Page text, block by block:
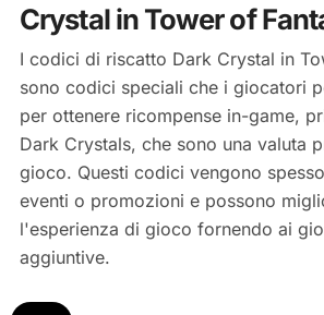
Crystal in Tower of
I codici di riscatto Dark Crystal in
sono codici speciali che i giocatori
per ottenere ricompense in-game,
Dark Crystals, che sono una valuta
gioco. Questi codici vengono
eventi o promozioni e possono
l'esperienza di gioco fornendo ai
aggiuntive.